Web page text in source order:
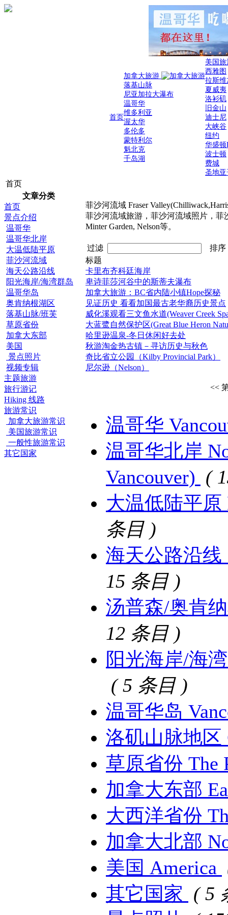
首页
加拿大旅游
落基山脉
尼亚加拉大瀑布
温哥华
维多利亚
渥太华
多伦多
蒙特利尔
魁北克
千岛湖
美国
西雅图
拉斯维
夏威夷
洛衫矶
旧金山
迪士尼
大峡谷
纽约
华盛顿
波士顿
费城
圣地亚
首页
文章分类
首页
景点介绍
温哥华
温哥华北岸
大温低陆平原
菲沙河流域
海天公路沿线
阳光海岸/海湾群岛
温哥华岛
奥肯纳根湖区
落基山脉/班芙
草原省份
加拿大东部
美国
景点照片
视频专辑
主题旅游
旅行游记
Hiking 线路
旅游常识
加拿大旅游常识
美国旅游常识
一般性旅游常识
其它国家
菲沙河流域 Fraser
菲沙河流域旅游，菲沙河流域照片，菲
Minter Garden, Nelson等。
过滤
排
标题
卡里布齐科廷海岸
卑诗菲莎河谷中的斯蒂夫瀑布
加拿大旅游：BC省内陆小镇Hope探秘
见证历史 看看加国最古老华裔历史景点
威化溪观看三文鱼水道(Weaver Creek
大蓝鹭自然保护区(Great Blue Heron
哈里逊温泉-冬日休闲好去处
秋游淘金热古镇－寻访历史与秋色
奇比省立公园（Kilby Provincial Park）
尼尔逊（Nelson）
<<
温哥华
温哥华北岸
Vancouver) (
大温低陆平原
条目 )
海天公路沿线
15 条目 )
汤普森/奥肯
12 条目 )
阳光海岸/海
( 5 条目 )
温哥华岛
洛矶山脉地区
草原省份 The
加拿大东部
大西洋省份
加拿大北部
美国 America
其它国家 ( 5